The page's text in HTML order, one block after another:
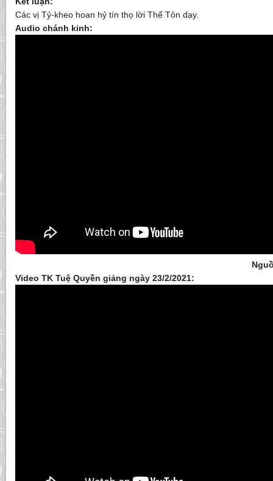
Các vị Tỷ-kheo hoan hỷ tín thọ lời Thế Tôn dạy.
Audio chánh kinh:
Video TK Tuệ Quyền giảng ngày 23/2/2021: